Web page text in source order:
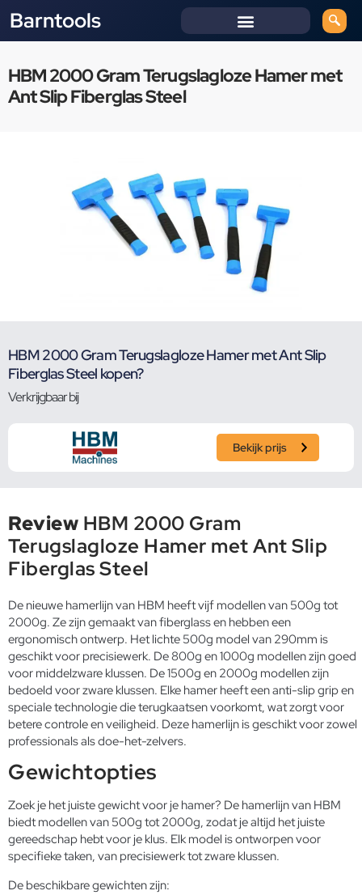
Barntools
HBM 2000 Gram Terugslagloze Hamer met
Ant Slip Fiberglas Steel
HBM 2000 Gram Terugslagloze Hamer met Ant Slip
Fiberglas Steel kopen?
Verkrijgbaar bij
Bekijk prijs
Review HBM 2000 Gram
Terugslagloze Hamer met Ant Slip
Fiberglas Steel
De nieuwe hamerlijn van HBM heeft vijf modellen van 500g tot
2000g. Ze zijn gemaakt van fiberglass en hebben een
ergonomisch ontwerp. Het lichte 500g model van 290mm is
geschikt voor precisiewerk. De 800g en 1000g modellen zijn goed
voor middelzware klussen. De 1500g en 2000g modellen zijn
bedoeld voor zware klussen. Elke hamer heeft een anti-slip grip en
speciale technologie die terugkaatsen voorkomt, wat zorgt voor
betere controle en veiligheid. Deze hamerlijn is geschikt voor zowel
professionals als doe-het-zelvers.
Gewichtopties
Zoek je het juiste gewicht voor je hamer? De hamerlijn van HBM
biedt modellen van 500g tot 2000g, zodat je altijd het juiste
gereedschap hebt voor je klus. Elk model is ontworpen voor
specifieke taken, van precisiewerk tot zware klussen.
De beschikbare gewichten zijn: